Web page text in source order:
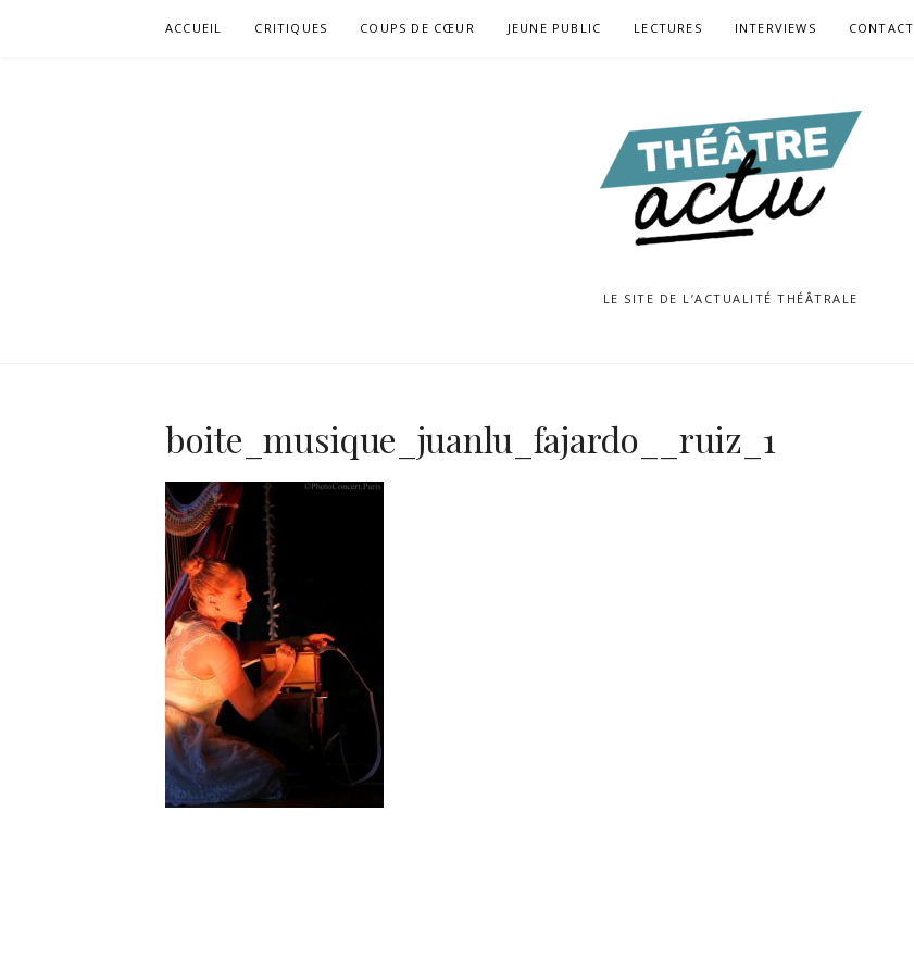
ACCUEIL CRITIQUES COUPS DE CŒUR JEUNE PUBLIC LECTURES INTERVIEWS CONTACT
LE SITE DE L’ACTUALITÉ THÉÂTRALE
boite_musique_juanlu_fajardo__ruiz_1